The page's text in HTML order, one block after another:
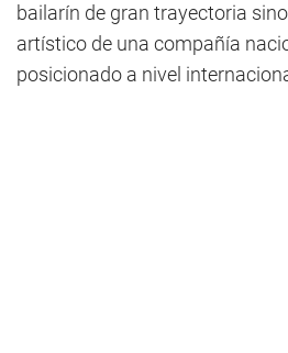
bailarín de gran trayectoria
artístico de una compañía
posicionado a nivel